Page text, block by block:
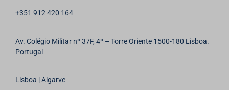
+351 912 420 164
Av. Colégio Militar nº 37F, 4º – Torre Oriente 1500-180 Lisboa.
Portugal
Lisboa | Algarve